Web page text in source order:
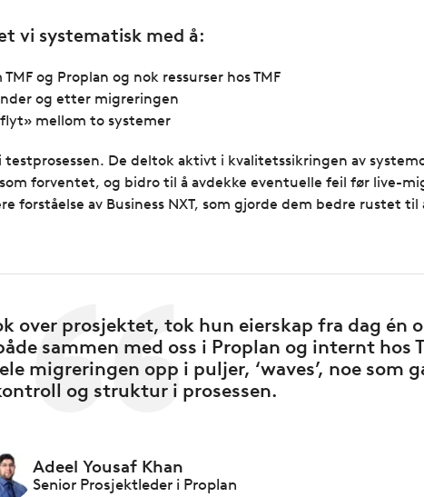
vi systematisk med å:
og Proplan og nok ressurser hos TMF
og etter migreringen
mellom to systemer
testprosessen. De deltok aktivt i kvalitetssikringen av
forventet, og bidro til å avdekke eventuelle feil før live-
forståelse av Business NXT, som gjorde dem bedre rustet
over prosjektet, tok hun eierskap fra dag én
sammen med oss i Proplan og internt hos
migreringen opp i puljer, ‘waves’, noe som
og struktur i prosessen.
Adeel Yousaf Khan
Senior Prosjektleder i Proplan